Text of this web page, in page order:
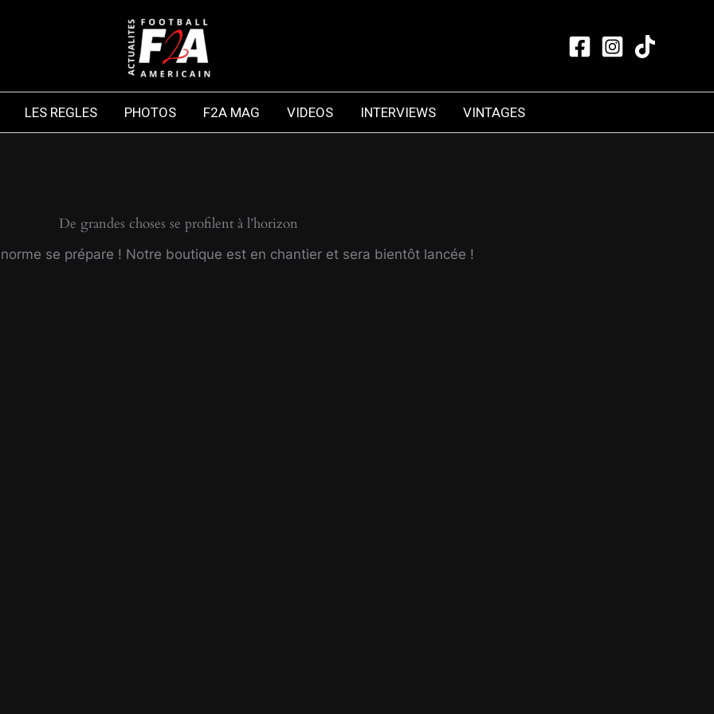
LES REGLES PHOTOS F2A MAG VIDEOS INTERVIEWS VINTAGES
De grandes choses se profilent à l’horizon
se prépare ! Notre boutique est en chantier et sera bientôt lancée !